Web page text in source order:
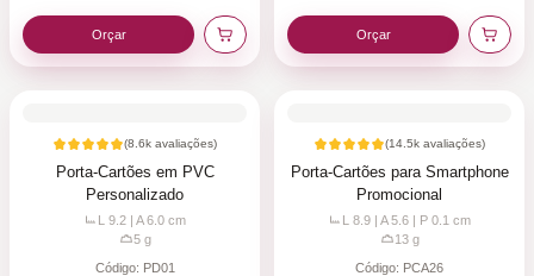
Orçar Orçar
(8.6k avaliações)
Porta-Cartões em PVC
Personalizado
L 9.2 | A 6.0 cm
5g
Código: PD01
(14.5k avaliações)
Porta-Cartões para Smartphone
Promocional
L 8.9 | A 5.6 | P 0.1 cm
13g
Código: PCA26